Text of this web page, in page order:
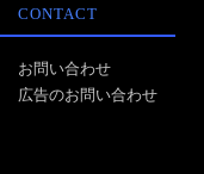
CONTACT
お問い合わせ
広告のお問い合わせ